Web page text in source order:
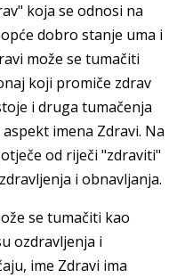
koja se odnosi na
dobro stanje uma i
može se tumačiti
koji promiče zdrav
i druga tumačenja
imena Zdravi. Na
od riječi "zdraviti"
i obnavljanja.
se tumačiti kao
ozdravljenja i
ime Zdravi ima